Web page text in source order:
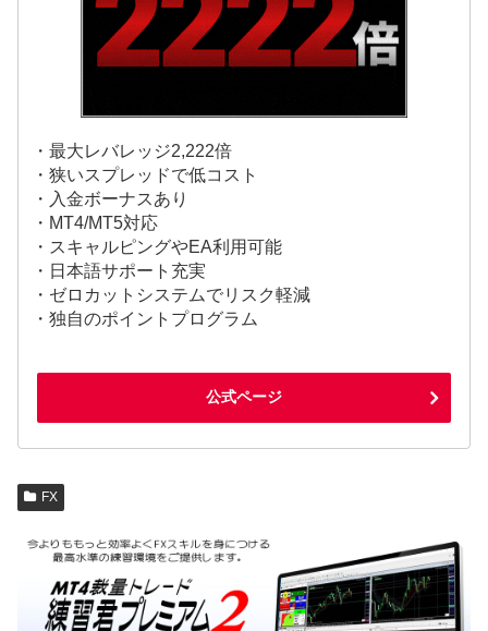
・最大レバレッジ2,222倍
・狭いスプレッドで低コスト
・入金ボーナスあり
・MT4/MT5対応
・スキャルピングやEA利用可能
・日本語サポート充実
・ゼロカットシステムでリスク軽減
・独自のポイントプログラム
公式ページ
FX